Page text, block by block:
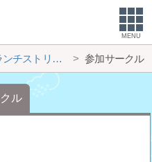
MENU
チストリート 参加サークル
ル